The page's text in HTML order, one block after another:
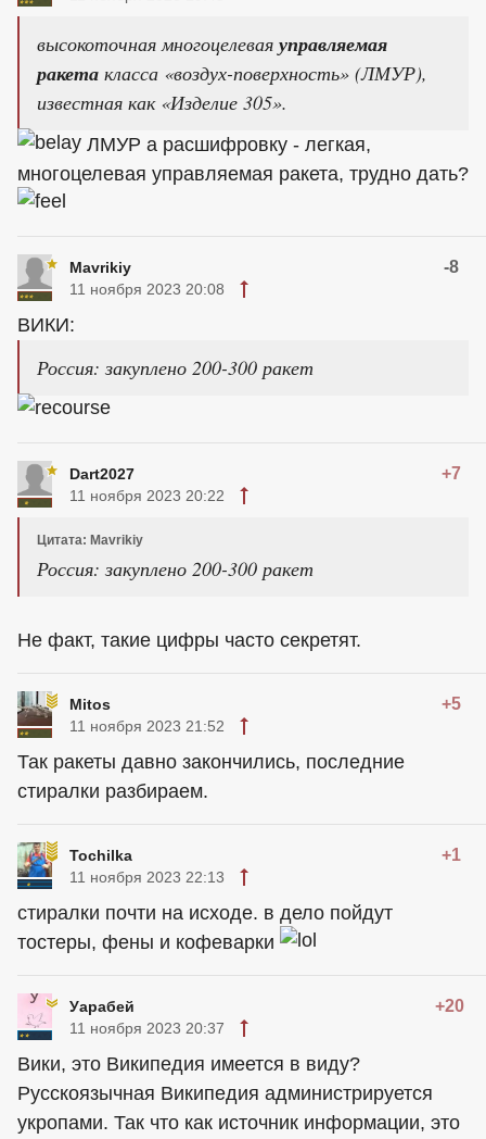
высокоточная многоцелевая управляемая
ракета класса «воздух-поверхность» (ЛМУР),
известная как «Изделие 305».
ЛМУР а расшифровку - легкая,
многоцелевая управляемая ракета, трудно дать?
Mavrikiy -8
11 ноября 2023 20:08
ВИКИ:
Россия: закуплено 200-300 ракет
Dart2027 +7
11 ноября 2023 20:22
Цитата: Mavrikiy
Россия: закуплено 200-300 ракет
Не факт, такие цифры часто секретят.
Mitos +5
11 ноября 2023 21:52
Так ракеты давно закончились, последние
стиралки разбираем.
Tochilka +1
11 ноября 2023 22:13
стиралки почти на исходе. в дело пойдут
тостеры, фены и кофеварки
Уарабей +20
11 ноября 2023 20:37
Вики, это Википедия имеется в виду?
Русскоязычная Википедия администрируется
укропами. Так что как источник информации, это